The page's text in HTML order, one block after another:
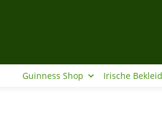
Guinness Shop Irische